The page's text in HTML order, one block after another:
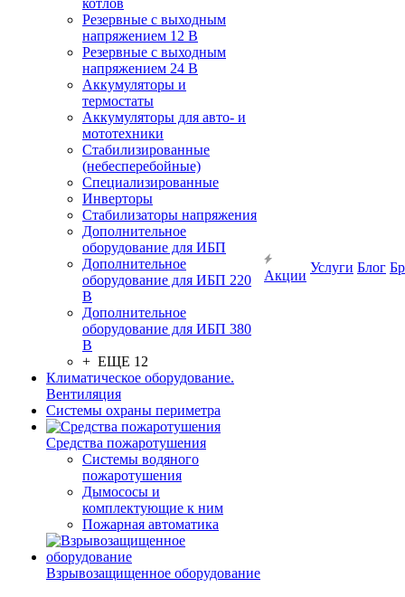
котлов
Резервные с выходным
напряжением 12 В
Резервные с выходным
напряжением 24 В
Аккумуляторы и
термостаты
Аккумуляторы для авто- и
мототехники
Стабилизированные
(небесперебойные)
Специализированные
Инверторы
Стабилизаторы напряжения
Дополнительное
оборудование для ИБП
Дополнительное
оборудование для ИБП 220
В
Дополнительное
оборудование для ИБП 380
В
+ ЕЩЕ 12
Климатическое оборудование.
Вентиляция
Системы охраны периметра
Средства пожаротушения
Системы водяного
пожаротушения
Дымососы и
комплектующие к ним
Пожарная автоматика
Взрывозащищенное оборудование
Акции
Услуги Блог